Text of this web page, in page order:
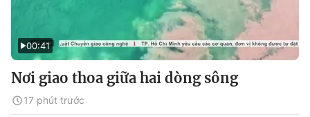
00:41
Nơi giao thoa giữa hai dòng sông
17 phút trước